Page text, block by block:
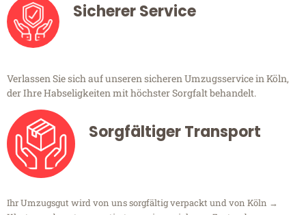
Sicherer Service
Verlassen Sie sich auf unseren sicheren Umzugsservice in Köln,
der Ihre Habseligkeiten mit höchster Sorgfalt behandelt.
Sorgfältiger Transport
Ihr Umzugsgut wird von uns sorgfältig verpackt und von Köln →